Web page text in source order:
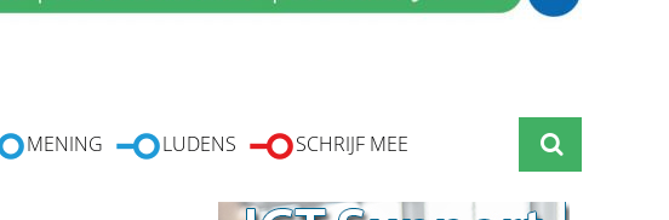
MENING LUDENS SCHRIJF MEE